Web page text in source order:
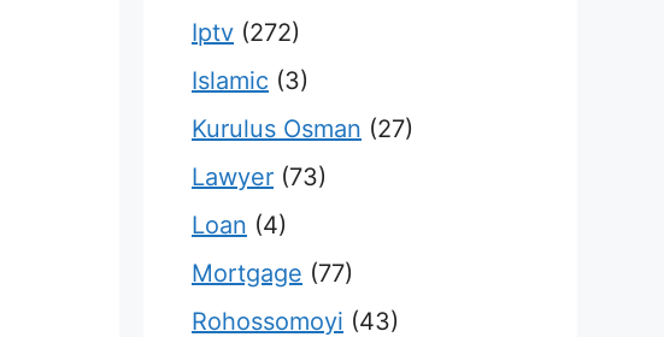
Iptv (272)
Islamic (3)
Kurulus Osman (27)
Lawyer (73)
Loan (4)
Mortgage (77)
Rohossomoyi (43)